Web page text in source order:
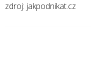
zdroj: jakpodnikat.cz